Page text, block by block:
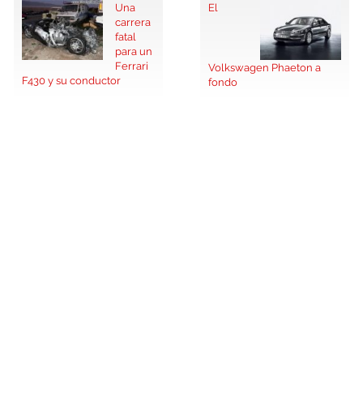
Una
carrera
fatal
para un
Ferrari
F430 y su conductor
El
Volkswagen Phaeton a
fondo